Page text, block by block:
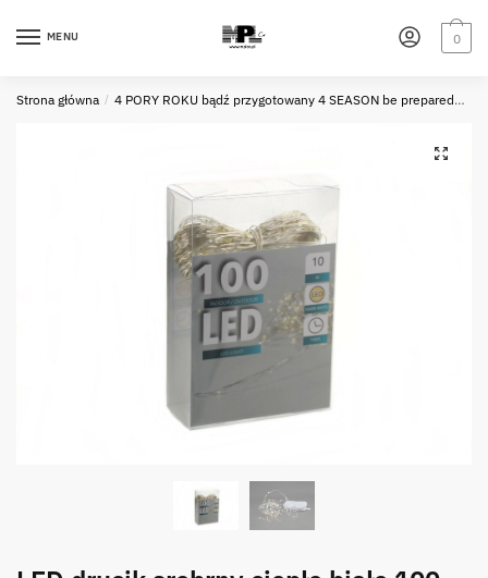
MENU 0
Strona główna / 4 PORY ROKU bądź przygotowany 4 SEASON be prepared